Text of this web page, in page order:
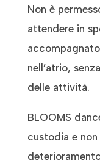
Non è
attendere in
nell’atrio,
delle attività.
BLOOMS
custodia e